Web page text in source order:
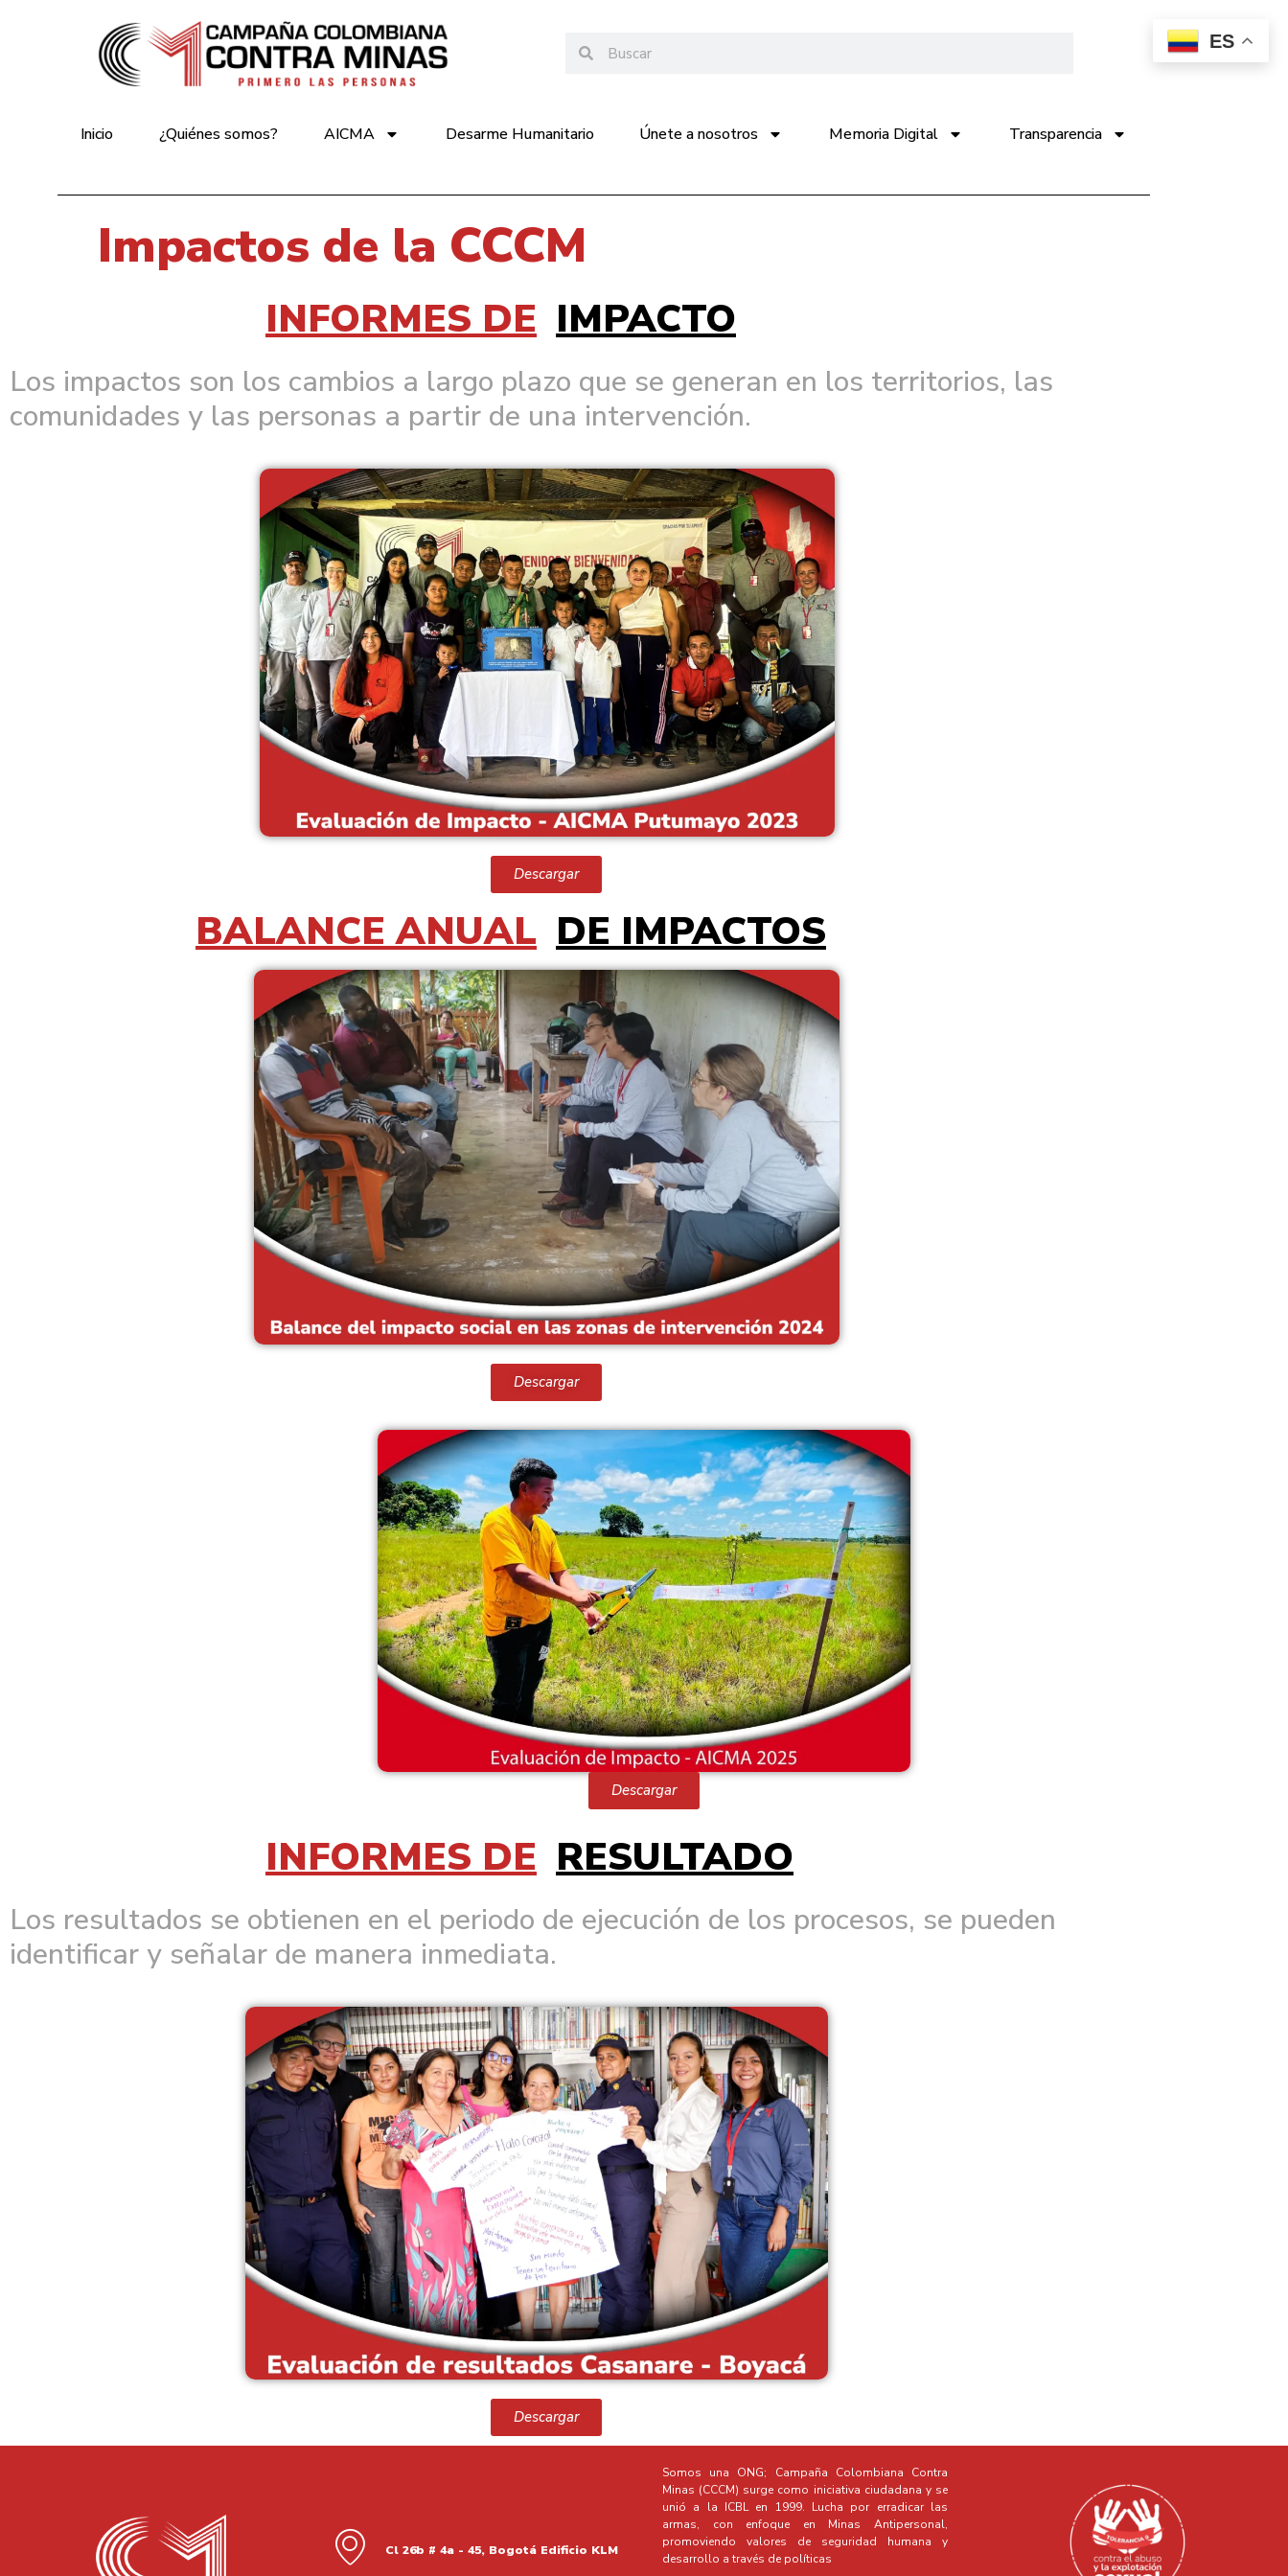
Inicio ¿Quiénes somos? AICMA Desarme Humanitario Únete a nosotros Memoria Digital Transparencia
Impactos de la CCCM
INFORMES DE IMPACTO
Los impactos son los cambios a largo plazo que se generan en los territorios, las
comunidades y las personas a partir de una intervención.
Descargar
BALANCE ANUAL DE IMPACTOS
Descargar
Descargar
INFORMES DE RESULTADO
Los resultados se obtienen en el periodo de ejecución de los procesos, se pueden
identificar y señalar de manera inmediata.
Descargar
Cl 26b # 4a - 45, Bogotá Edificio KLM
Somos una ONG; Campaña Colombiana Contra
Minas (CCCM) surge como iniciativa ciudadana y se
unió a la ICBL en 1999. Lucha por erradicar las
armas, con enfoque en Minas Antipersonal,
promoviendo valores de seguridad humana y
desarrollo a través de políticas
ES